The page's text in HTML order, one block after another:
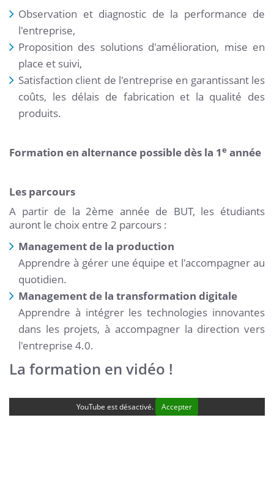
Observation et diagnostic de la performance de
l'entreprise,
Proposition des solutions d'amélioration, mise en
place et suivi,
Satisfaction client de l'entreprise en garantissant les
coûts, les délais de fabrication et la qualité des
produits.
Formation en alternance possible dès la 1e année
Les parcours
A partir de la 2ème année de BUT, les étudiants
auront le choix entre 2 parcours :
Management de la production
Apprendre à gérer une équipe et l'accompagner au
quotidien.
Management de la transformation digitale
Apprendre à intégrer les technologies innovantes
dans les projets, à accompagner la direction vers
l'entreprise 4.0.
La formation en vidéo !
YouTube est désactivé. Accepter